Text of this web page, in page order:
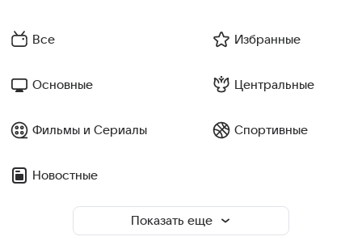
Все Избранные
Основные Центральные
Фильмы и Сериалы Спортивные
Новостные
Показать еще